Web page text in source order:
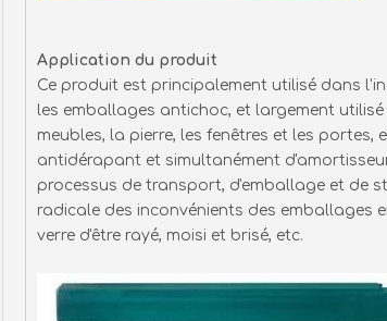
Application du produit
Ce produit est principalement utilisé dans
les emballages antichoc, et largement
meubles, la pierre, les fenêtres et les
antidérapant et simultanément
processus de transport, d'emballage et de
radicale des inconvénients des emballages
verre d'être rayé, moisi et brisé, etc.